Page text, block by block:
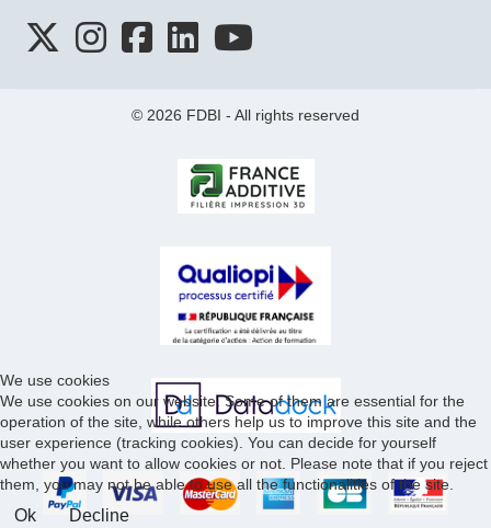
© 2026 FDBI - All rights reserved
We use cookies
We use cookies on our website. Some of them are essential for the
operation of the site, while others help us to improve this site and the
user experience (tracking cookies). You can decide for yourself
whether you want to allow cookies or not. Please note that if you reject
them, you may not be able to use all the functionalities of the site.
Ok Decline